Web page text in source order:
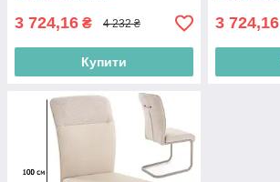
3 724,16 ₴ 4 232 ₴
Купити
3 724,16